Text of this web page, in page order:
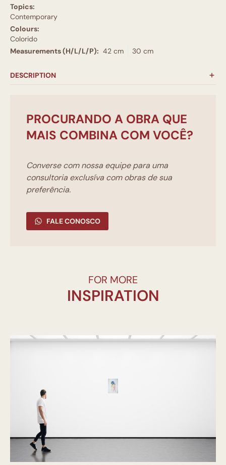
Topics:
Contemporary
Colours:
Colorido
Measurements (H/L/L/P): 42 cm 30 cm
DESCRIPTION
PROCURANDO A OBRA QUE
MAIS COMBINA COM VOCÊ?
Converse com nossa equipe para uma
consultoria exclusíva com obras de sua
preferência.
FALE CONOSCO
FOR MORE
INSPIRATION